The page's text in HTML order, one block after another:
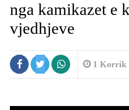
nga kamikazet e
vjedhjeve
1 Korrik